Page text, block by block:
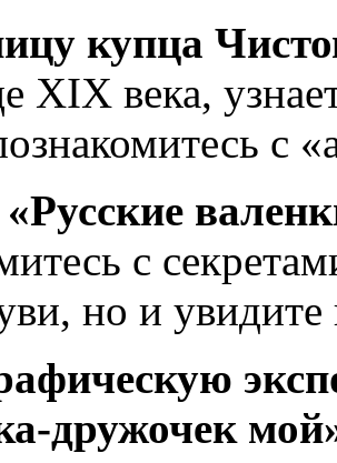
купца
XIX века,
с
с
но и увидите
дружочек